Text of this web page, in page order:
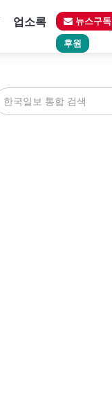
업소록 뉴스구독
후원